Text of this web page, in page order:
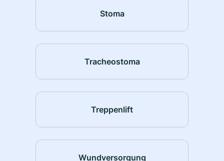
Stoma
Tracheostoma
Treppenlift
Wundversorgung